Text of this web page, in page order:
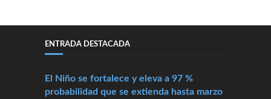
ENTRADA DESTACADA
El Niño se fortalece y eleva a 97 %
probabilidad que se extienda hasta marzo